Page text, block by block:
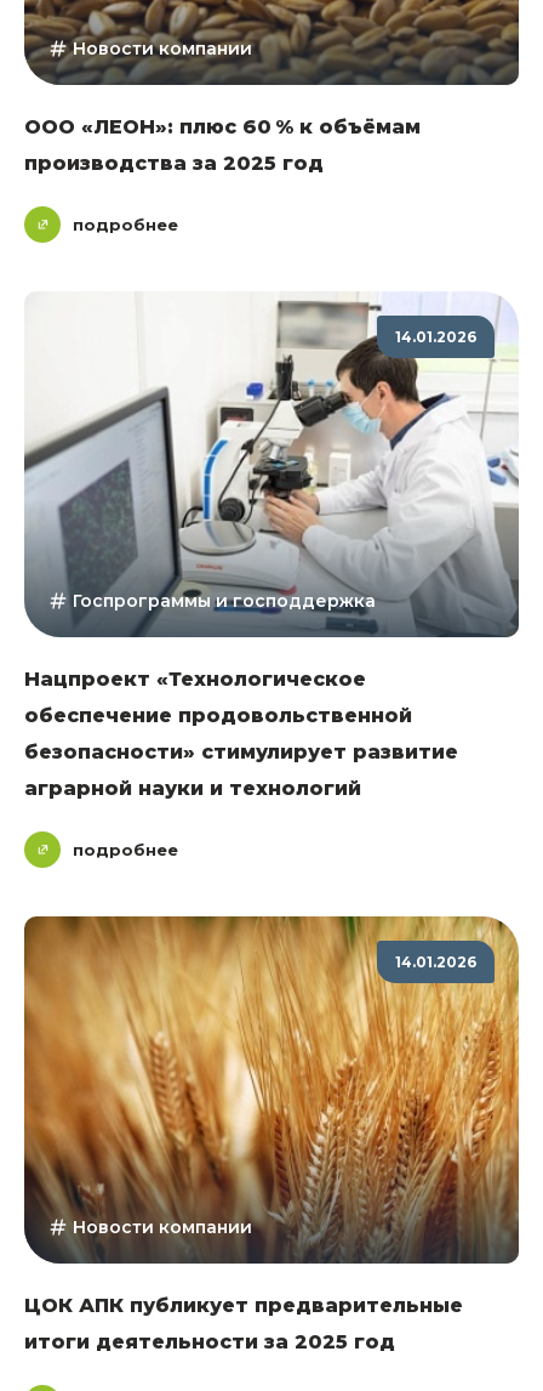
Новости компании
ООО «ЛЕОН»: плюс 60 % к объёмам
производства за 2025 год
подробнее
14.01.2026
Госпрограммы и господдержка
Нацпроект «Технологическое
обеспечение продовольственной
безопасности» стимулирует развитие
аграрной науки и технологий
подробнее
14.01.2026
Новости компании
ЦОК АПК публикует предварительные
итоги деятельности за 2025 год